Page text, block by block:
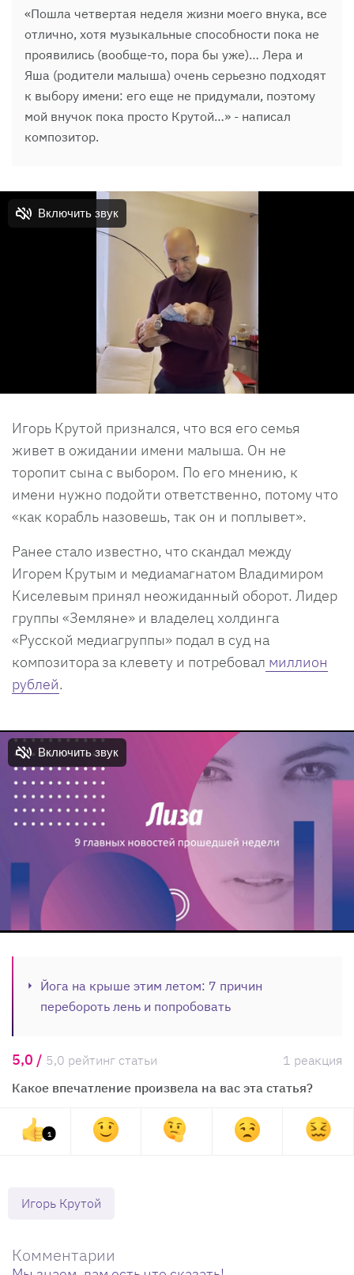
«Пошла четвертая неделя жизни моего внука, все
отлично, хотя музыкальные способности пока не
проявились (вообще-то, пора бы уже)… Лера и
Яша (родители малыша) очень серьезно подходят
к выбору имени: его еще не придумали, поэтому
мой внучок пока просто Крутой…» - написал
композитор.
Игорь Крутой признался, что вся его семья
живет в ожидании имени малыша. Он не
торопит сына с выбором. По его мнению, к
имени нужно подойти ответственно, потому что
«как корабль назовешь, так он и поплывет».
Ранее стало известно, что скандал между
Игорем Крутым и медиамагнатом Владимиром
Киселевым принял неожиданный оборот. Лидер
группы «Земляне» и владелец холдинга
«Русской медиагруппы» подал в суд на
композитора за клевету и потребовал миллион
рублей.
Йога на крыше этим летом: 7 причин
перебороть лень и попробовать
5,0 / 5,0 рейтинг статьи
1 реакция
Какое впечатление произвела на вас эта статья?
1
Игорь Крутой
Комментарии